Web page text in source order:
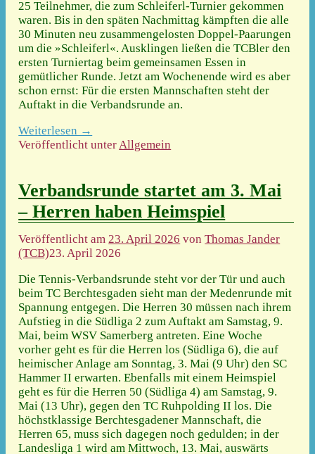
25 Teilnehmer, die zum Schleiferl-Turnier gekommen
waren. Bis in den späten Nachmittag kämpften die alle
30 Minuten neu zusammengelosten Doppel-Paarungen
um die »Schleiferl«. Ausklingen ließen die TCBler den
ersten Turniertag beim gemeinsamen Essen in
gemütlicher Runde. Jetzt am Wochenende wird es aber
schon ernst: Für die ersten Mannschaften steht der
Auftakt in die Verbandsrunde an.
Weiterlesen →
Veröffentlicht unterAllgemein
Verbandsrunde startet am 3. Mai
– Herren haben Heimspiel
Veröffentlicht am23. April 2026 vonThomas Jander
(TCB)23. April 2026
Die Tennis-Verbandsrunde steht vor der Tür und auch
beim TC Berchtesgaden sieht man der Medenrunde mit
Spannung entgegen. Die Herren 30 müssen nach ihrem
Aufstieg in die Südliga 2 zum Auftakt am Samstag, 9.
Mai, beim WSV Samerberg antreten. Eine Woche
vorher geht es für die Herren los (Südliga 6), die auf
heimischer Anlage am Sonntag, 3. Mai (9 Uhr) den SC
Hammer II erwarten. Ebenfalls mit einem Heimspiel
geht es für die Herren 50 (Südliga 4) am Samstag, 9.
Mai (13 Uhr), gegen den TC Ruhpolding II los. Die
höchstklassige Berchtesgadener Mannschaft, die
Herren 65, muss sich dagegen noch gedulden; in der
Landesliga 1 wird am Mittwoch, 13. Mai, auswärts